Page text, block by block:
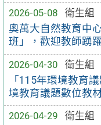
2026-05-08
衛生組
奧萬大自然教育中
班」，歡迎教師踴
2026-04-30
衛生組
「115年環境教育
境教育議題數位教
2026-04-29
衛生組